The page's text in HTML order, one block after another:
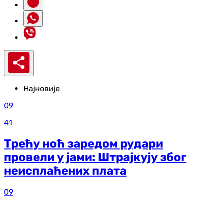
Најновије
09
41
Трећу ноћ заредом рудари
провели у јами: Штрајкују због
неисплаћених плата
09